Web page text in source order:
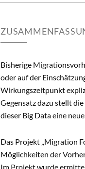
Bisherige
oder auf der
Wirkungszeitpunkt
Gegensatz dazu stellt
dieser Big Data eine
Das Projekt „Migration
Möglichkeiten der
Im Projekt wurde